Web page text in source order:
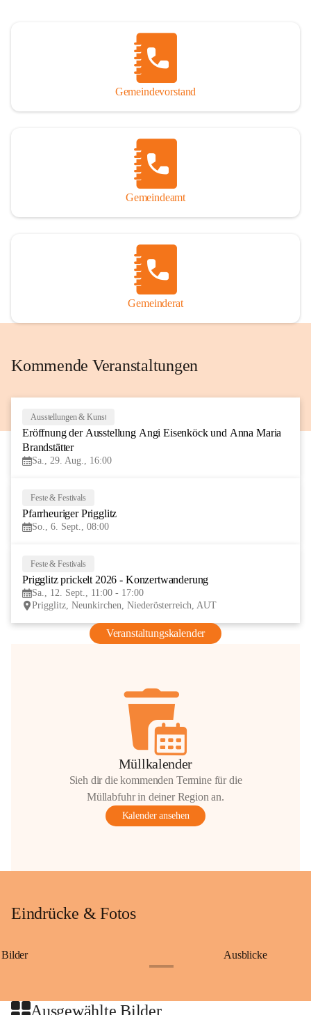
Gemeindevorstand
Gemeindeamt
Gemeinderat
Kommende Veranstaltungen
AUG
Ausstellungen & Kunst
Eröffnung der Ausstellung Angi Eisenköck und Anna Maria
Brandstätter
Sa., 29. Aug., 16:00
Feste & Festivals
Pfarrheuriger Prigglitz
So., 6. Sept., 08:00
Feste & Festivals
Prigglitz prickelt 2026 - Konzertwanderung
Sa., 12. Sept., 11:00 - 17:00
Prigglitz, Neunkirchen, Niederösterreich, AUT
Veranstaltungskalender
Müllkalender
Sieh dir die kommenden Termine für die
Müllabfuhr in deiner Region an.
Kalender ansehen
Eindrücke & Fotos
Bilder Ausblicke
Ausgewählte Bilder